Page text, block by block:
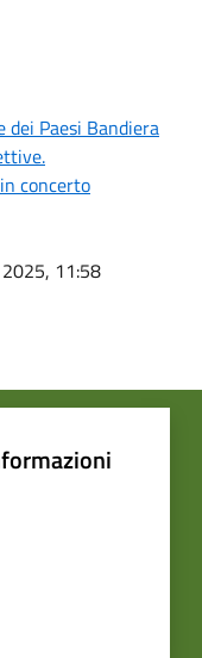
dei Paesi Bandiera
concerto
11:58